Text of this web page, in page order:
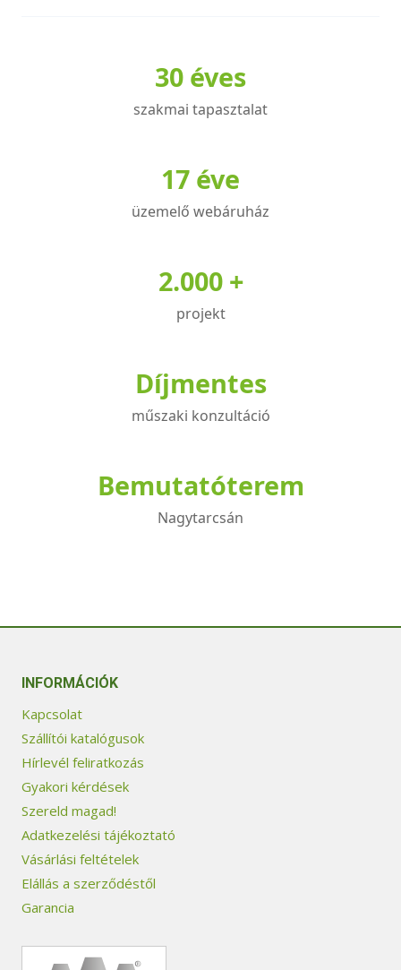
30 éves
szakmai tapasztalat
17 éve
üzemelő webáruház
2.000 +
projekt
Díjmentes
műszaki konzultáció
Bemutatóterem
Nagytarcsán
INFORMÁCIÓK
Kapcsolat
Szállítói katalógusok
Hírlevél feliratkozás
Gyakori kérdések
Szereld magad!
Adatkezelési tájékoztató
Vásárlási feltételek
Elállás a szerződéstől
Garancia